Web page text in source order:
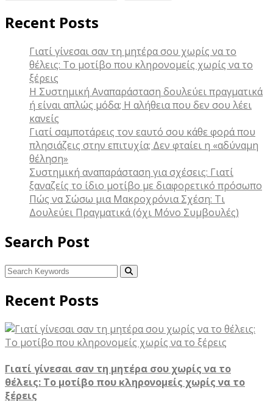
Recent Posts
Γιατί γίνεσαι σαν τη μητέρα σου χωρίς να το
θέλεις: Το μοτίβο που κληρονομείς χωρίς να το
ξέρεις
Η Συστημική Αναπαράσταση δουλεύει πραγματικά
ή είναι απλώς μόδα; Η αλήθεια που δεν σου λέει
κανείς
Γιατί σαμποτάρεις τον εαυτό σου κάθε φορά που
πλησιάζεις στην επιτυχία; Δεν φταίει η «αδύναμη
θέληση»
Συστημική αναπαράσταση για σχέσεις: Γιατί
ξαναζείς το ίδιο μοτίβο με διαφορετικό πρόσωπο
Πώς να Σώσω μια Μακροχρόνια Σχέση: Τι
Δουλεύει Πραγματικά (όχι Μόνο Συμβουλές)
Search Post
Recent Posts
Γιατί γίνεσαι σαν τη μητέρα σου χωρίς να το
θέλεις: Το μοτίβο που κληρονομείς χωρίς να το
ξέρεις